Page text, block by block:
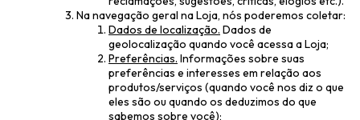
Na navegação geral na Loja, nós poderemos coletar:
Dados de localização. Dados de
geolocalização quando você acessa a Loja;
Preferências. Informações sobre suas
preferências e interesses em relação aos
produtos/serviços (quando você nos diz o que
eles são ou quando os deduzimos do que
sabemos sobre você);